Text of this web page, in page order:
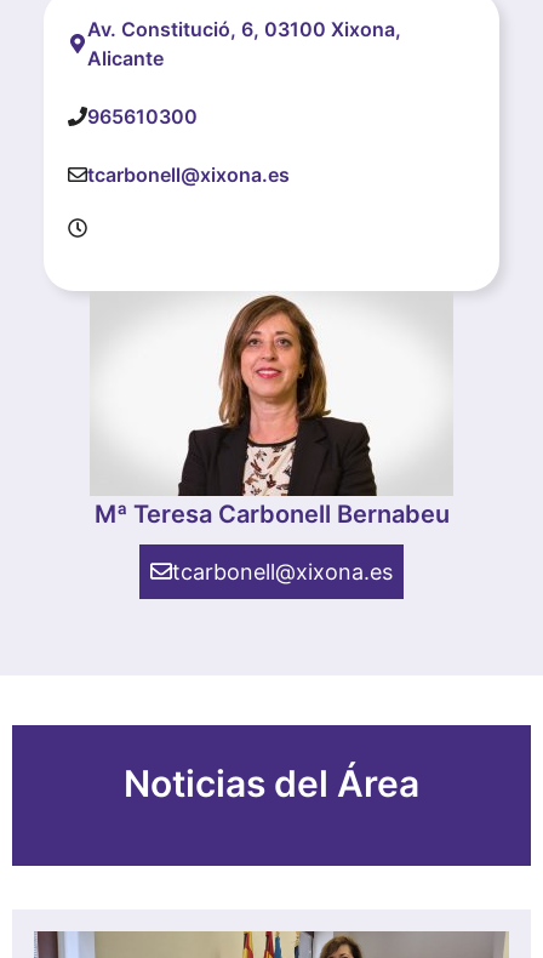
Av. Constitució, 6, 03100 Xixona,
Alicante
965610300
tcarbonell@xixona.es
Mª Teresa Carbonell Bernabeu
tcarbonell@xixona.es
Noticias del Área